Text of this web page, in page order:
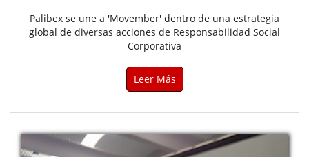
Palibex se une a 'Movember' dentro de una estrategia
global de diversas acciones de Responsabilidad Social
Corporativa
Leer Más